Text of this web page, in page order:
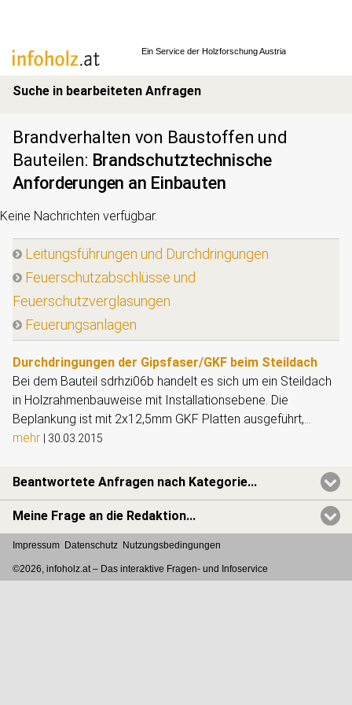
Ein Service der Holzforschung Austria
Suche in bearbeiteten Anfragen
Brandverhalten von Baustoffen und
Bauteilen: Brandschutztechnische
Anforderungen an Einbauten
Keine Nachrichten verfügbar.
Leitungsführungen und Durchdringungen
Feuerschutzabschlüsse und
Feuerschutzverglasungen
Feuerungsanlagen
Durchdringungen der Gipsfaser/GKF beim Steildach
Bei dem Bauteil sdrhzi06b handelt es sich um ein Steildach
in Holzrahmenbauweise mit Installationsebene. Die
Beplankung ist mit 2x12,5mm GKF Platten ausgeführt,...
mehr
30.03.2015
Beantwortete Anfragen nach Kategorie...
Meine Frage an die Redaktion...
Impressum Datenschutz Nutzungsbedingungen
©2026, infoholz.at – Das interaktive Fragen- und Infoservice